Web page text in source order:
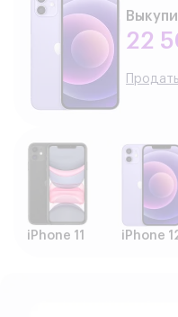
22
Продать
iPhone 11 iPhone